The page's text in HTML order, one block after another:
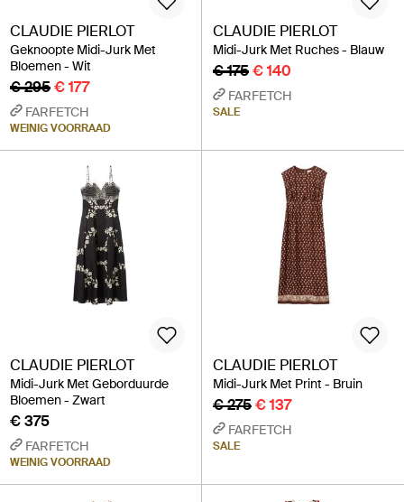
CLAUDIE PIERLOT
Geknoopte Midi-Jurk Met
Bloemen - Wit
€ 295€ 177
FARFETCH
WEINIG VOORRAAD
CLAUDIE PIERLOT
Midi-Jurk Met Ruches - Blauw
€ 175€ 140
FARFETCH
SALE
CLAUDIE PIERLOT
Midi-Jurk Met Geborduurde
Bloemen - Zwart
€ 375
FARFETCH
WEINIG VOORRAAD
CLAUDIE PIERLOT
Midi-Jurk Met Print - Bruin
€ 275€ 137
FARFETCH
SALE